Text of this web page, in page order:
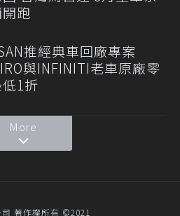
跑
推經典車回廠專案
與INFINITI老車原廠零
1折
More
著作權所有 ©2021